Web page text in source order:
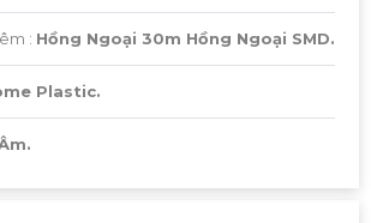
: Hồng Ngoại 30m Hồng Ngoại SMD.
Plastic.